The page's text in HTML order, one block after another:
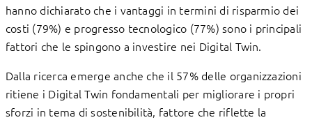
hanno dichiarato che i vantaggi in termini di risparmio dei
costi (79%) e progresso tecnologico (77%) sono i principali
fattori che le spingono a investire nei Digital Twin.
Dalla ricerca emerge anche che il 57% delle organizzazioni
ritiene i Digital Twin fondamentali per migliorare i propri
sforzi in tema di sostenibilità, fattore che riflette la